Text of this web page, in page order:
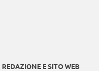
REDAZIONE E SITO WEB